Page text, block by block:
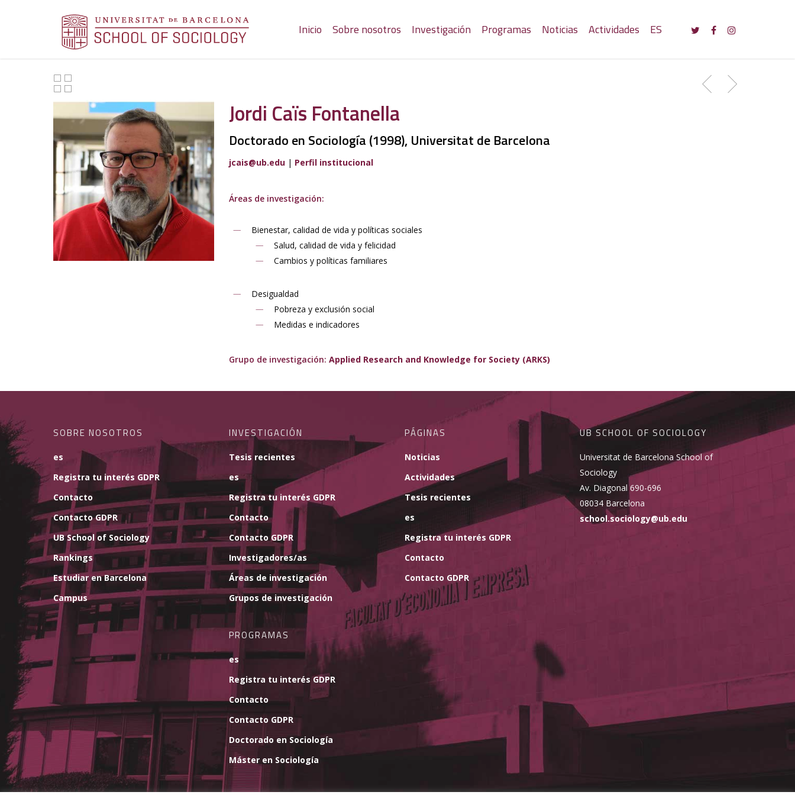
Inicio Sobre nosotros Investigación Programas Noticias Actividades ES
Jordi Caïs Fontanella
Doctorado en Sociología (1998), Universitat de Barcelona
jcais@ub.edu| Perfil institucional
Áreas de investigación:
Bienestar, calidad de vida y políticas sociales
Salud, calidad de vida y felicidad
Cambios y políticas familiares
Desigualdad
Pobreza y exclusión social
Medidas e indicadores
Grupo de investigación: Applied Research and Knowledge for Society (ARKS)
SOBRE NOSOTROS
es
Registra tu interés GDPR
Contacto
Contacto GDPR
UB School of Sociology
Rankings
Estudiar en Barcelona
Campus
INVESTIGACIÓN
Tesis recientes
es
Registra tu interés GDPR
Contacto
Contacto GDPR
Investigadores/as
Áreas de investigación
Grupos de investigación
PROGRAMAS
es
Registra tu interés GDPR
Contacto
Contacto GDPR
Doctorado en Sociología
Máster en Sociología
PÁGINAS
Noticias
Actividades
Tesis recientes
es
Registra tu interés GDPR
Contacto
Contacto GDPR
UB SCHOOL OF SOCIOLOGY
Universitat de Barcelona School of
Sociology
Av. Diagonal 690-696
08034 Barcelona
school.sociology@ub.edu